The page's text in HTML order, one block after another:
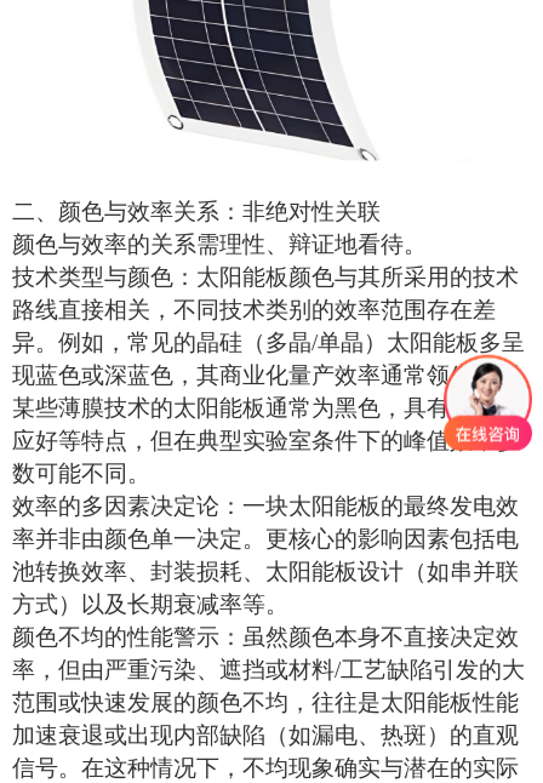
二、颜色与效率关系：非绝对性关联
颜色与效率的关系需理性、辩证地看待。
技术类型与颜色： 太阳能板颜色与其所采用的技术
路线直接相关，不同技术类别的效率范围存在差
异。例如，常见的晶硅（多晶/单晶） 太阳能板多呈
现蓝色或深蓝色，其商业化量产效率通常领先；而
某些薄膜技术的太阳能板通常为黑色，具有弱光响
应好等特点，但在典型实验室条件下的峰值效率参
数可能不同。
效率的多因素决定论：一块太阳能板的最终发电效
率并非由颜色单一决定。更核心的影响因素包括电
池转换效率、封装损耗、太阳能板设计（如串并联
方式）以及长期衰减率等。
颜色不均的性能警示：虽然颜色本身不直接决定效
率，但由严重污染、遮挡或材料/工艺缺陷引发的大
范围或快速发展的颜色不均，往往是太阳能板性能
加速衰退或出现内部缺陷（如漏电、热斑）的直观
信号。在这种情况下，不均现象确实与潜在的实际